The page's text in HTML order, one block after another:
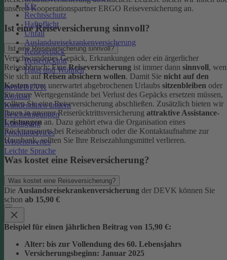
Kfz
Rechtsschutz
Haftpflicht
Unfall
Auslandsreisekrankenversicherung
Reisegepäck
Reiserücktritt
Haus und Wohnen
meineDEVK
Kontakt
Kundendaten ändern
Bescheinigungen
Kündigung
Produktservices
Wissenswertes
Leichte Sprache
unseren Kooperationspartner ERGO Reiseversicherung an.
Ist eine Reiseversicherung sinnvoll?
Ist eine Reiseversicherung sinnvoll?
Verschwundenes Gepäck, Erkrankungen oder ein ärgerlicher
Reiseabbruch: EineReiseversicherung ist immer dann sinnvoll,
Sie sich aufReisen absichern wollen. Damit Sie nicht auf den
Kosteneines unerwartet abgebrochenen Urlaubs sitzenbleiben oder
Sie teure Wertgegenstände bei Verlust des Gepäcks ersetzen müssen,
sollten Sie eine Reiseversicherung abschließen. Zusätzlich bieten wir
Ihnen in unserer Reiserücktrittsversicherung attraktive Assistance-
Leistungen an. Dazu gehört etwa die Organisation eines
Rücktransports bei Reiseabbruch oder die Kontaktaufnahme zur
Hausbank, sollten Sie Ihre Reisezahlungsmittel verlieren.
Was kostet eine Reiseversicherung?
Was kostet eine Reiseversicherung?
Die Auslandsreisekrankenversicherung der DEVK können Sie
schon ab 15,90 €
Beispiel für einen jährlichen Beitrag von 15,90 €:
Alter: bis zur Vollendung des 60. Lebensjahrs
Versicherungsbeginn: Januar 2025